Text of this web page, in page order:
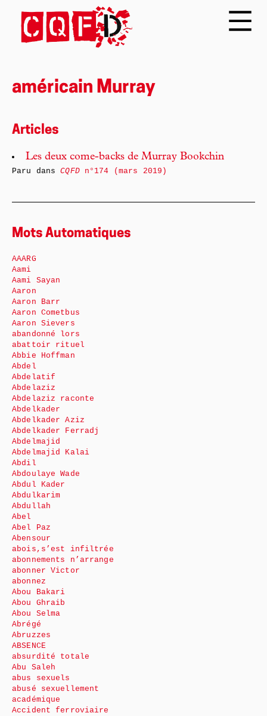
américain Murray
Articles
Les deux come-backs de Murray Bookchin
Paru dansCQFDn°174 (mars 2019)
Mots Automatiques
AAARG
Aami
Aami Sayan
Aaron
Aaron Barr
Aaron Cometbus
Aaron Sievers
abandonné lors
abattoir rituel
Abbie Hoffman
Abdel
Abdelatif
Abdelaziz
Abdelaziz raconte
Abdelkader
Abdelkader Aziz
Abdelkader Ferradj
Abdelmajid
Abdelmajid Kalai
Abdil
Abdoulaye Wade
Abdul Kader
Abdulkarim
Abdullah
Abel
Abel Paz
Abensour
abois,s’est infiltrée
abonnements n’arrange
abonner Victor
abonnez
Abou Bakari
Abou Ghraib
Abou Selma
Abrégé
Abruzzes
ABSENCE
absurdité totale
Abu Saleh
abus sexuels
abusé sexuellement
académique
Accident ferroviaire